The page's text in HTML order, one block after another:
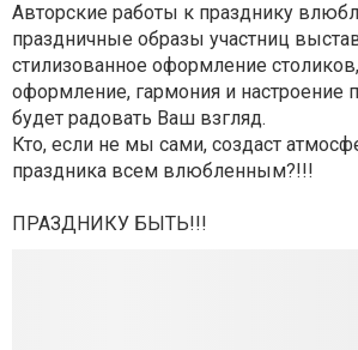
Авторские работы к празднику
праздничные образы участниц
стилизованное оформление
оформление, гармония и настроение
будет радовать Ваш взгляд.
Кто, если не мы сами, создаст
праздника всем влюбленным?!!!
ПРАЗДНИКУ БЫТЬ!!!